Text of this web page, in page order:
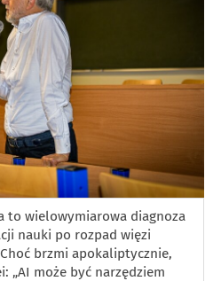
to wielowymiarowa diagnoza
nauki po rozpad więzi
brzmi apokaliptycznie,
„AI może być narzędziem